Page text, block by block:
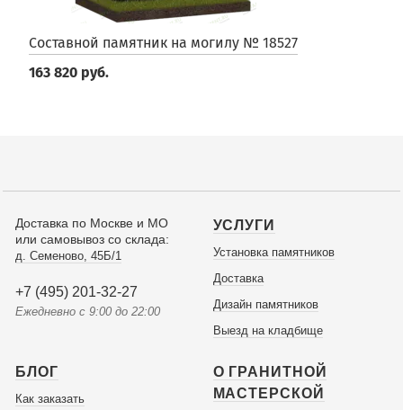
Составной памятник на могилу № 18527
163 820 руб.
Доставка по Москве и МО
или самовывоз со склада:
д. Семеново, 45Б/1
+7 (495) 201-32-27
Ежедневно с 9:00 до 22:00
УСЛУГИ
Установка памятников
Доставка
Дизайн памятников
Выезд на кладбище
БЛОГ
Как заказать
О ГРАНИТНОЙ
МАСТЕРСКОЙ